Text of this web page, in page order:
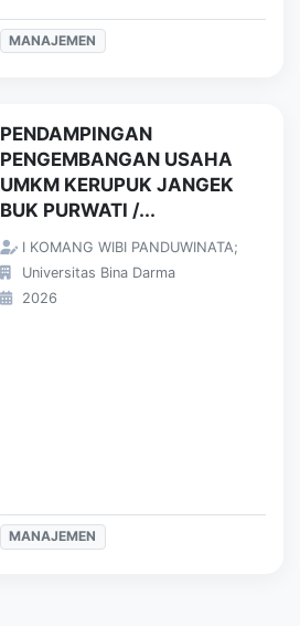
MANAJEMEN
PENDAMPINGAN
PENGEMBANGAN USAHA
UMKM KERUPUK JANGEK
BUK PURWATI /...
I KOMANG WIBI PANDUWINATA;
Universitas Bina Darma
2026
MANAJEMEN